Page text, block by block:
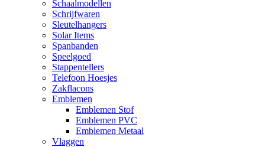
Schaalmodellen
Schrijfwaren
Sleutelhangers
Solar Items
Spanbanden
Speelgoed
Stappentellers
Telefoon Hoesjes
Zakflacons
Emblemen
Emblemen Stof
Emblemen PVC
Emblemen Metaal
Vlaggen